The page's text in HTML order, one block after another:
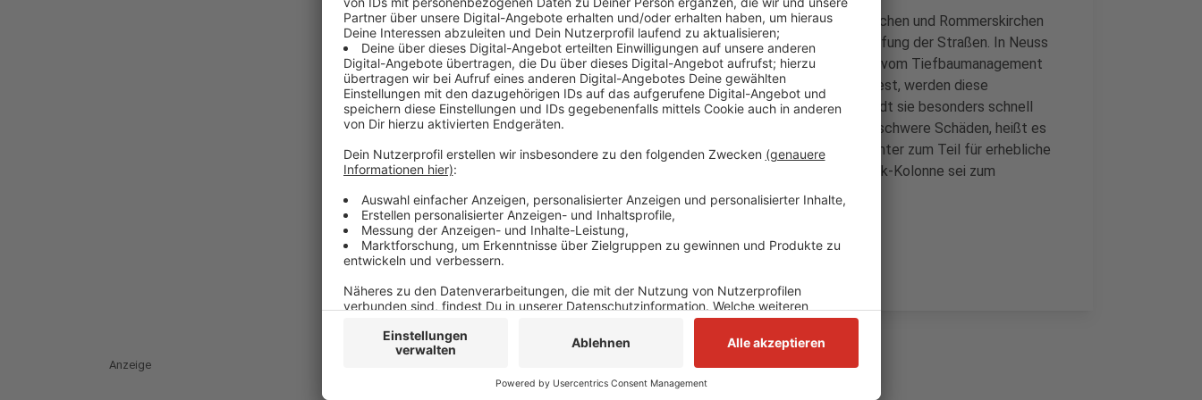
Auf Nachfrage von NE-WS 89.4 melden beispielsweise Kaarst, Jüchen und Rommerskirchen
keine größeren Schäden. Anderswo läuft gerade noch die Überprüfung der Straßen. In Neuss
zum Beispiel sind nach Angaben der Stadt gerade die Mitarbeiter vom Tiefbaumanagement
unterwegs und gucken sich die Straßen an. Stellen sie Schäden fest, werden diese
dokumentiert und gemeldet. Wenn sie gefährlich sind, will die Stadt sie besonders schnell
beseitigen. Nach einem ersten Eindruck gebe es aber nur wenige schwere Schäden, heißt es
aus Neuss. In Grevenbroich sieht das anders aus. Hier habe der Winter zum Teil für erhebliche
Straßenschäden gesorgt, heißt es von der Stadt. Die Asphalt-Flick-Kolonne sei zum
Ausbessern aber schon unterwegs.
Anzeige
Anzeige